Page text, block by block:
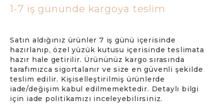
1-7 iş gününde kargoya teslim
Satın aldığınız ürünler 7 iş günü içerisinde
hazırlanıp, özel yüzük kutusu içerisinde teslimata
hazır hale getirilir. Ürününüz kargo sırasında
tarafımızca sigortalanır ve size en güvenli şekilde
teslim edilir. Kişiselleştirilmiş ürünlerde
iade/değişim kabul edilmemektedir. Detaylı bilgi
için iade politikamızı inceleyebilirsiniz.